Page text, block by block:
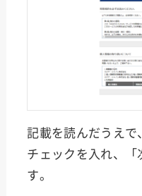
記載を読んだうえで
チェックを入れ、「
す。